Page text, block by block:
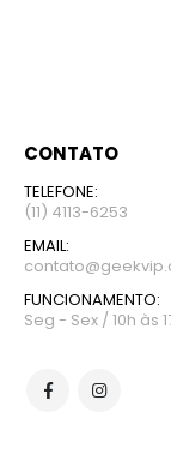
CONTATO
TELEFONE:
(11) 4113-6253
EMAIL:
FUNCIONAMENTO:
Seg - Sex / 10h às